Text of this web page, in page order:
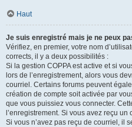
Haut
Je suis enregistré mais je ne peux
Vérifiez, en premier, votre nom
corrects, il y a deux possibilités :
Si la gestion COPPA est active et si
lors de l’enregistrement, alors vous
courriel. Certains forums peuvent
création de compte soit activée par
que vous puissiez vous connecter.
l’enregistrement. Si vous avez reçu
Si vous n’avez pas reçu de courriel, il